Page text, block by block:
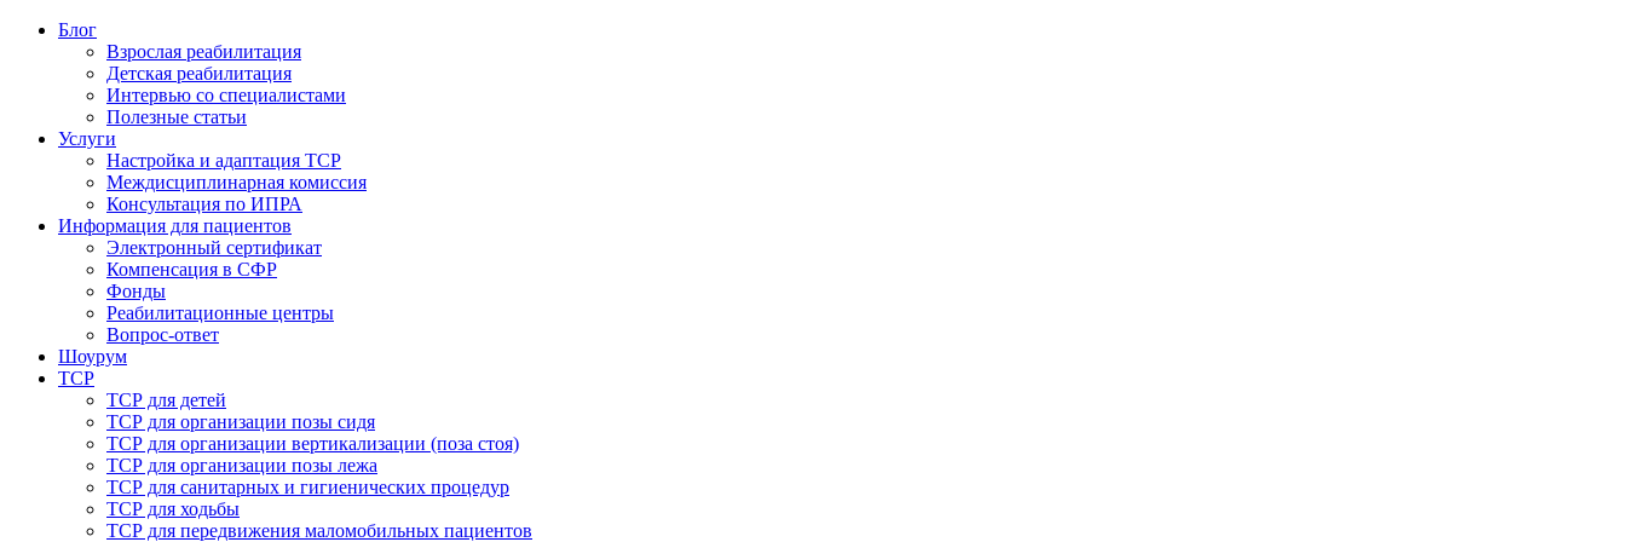
Блог
Взрослая реабилитация
Детская реабилитация
Интервью со специалистами
Полезные статьи
Услуги
Настройка и адаптация ТСР
Междисциплинарная комиссия
Консультация по ИПРА
Информация для пациентов
Электронный сертификат
Компенсация в СФР
Фонды
Реабилитационные центры
Вопрос-ответ
Шоурум
ТСР
ТСР для детей
ТСР для организации позы сидя
ТСР для организации вертикализации (поза стоя)
ТСР для организации позы лежа
ТСР для санитарных и гигиенических процедур
ТСР для ходьбы
ТСР для передвижения маломобильных пациентов